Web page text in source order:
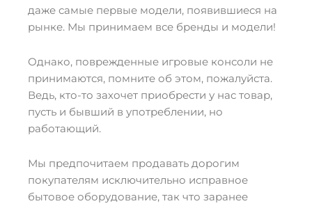
даже самые первые модели, появившиеся на
рынке. Мы принимаем все бренды и модели!
Однако, поврежденные игровые консоли не
принимаются, помните об этом, пожалуйста.
Ведь, кто-то захочет приобрести у нас товар,
пусть и бывший в употреблении, но
работающий.
Мы предпочитаем продавать дорогим
покупателям исключительно исправное
бытовое оборудование, так что заранее